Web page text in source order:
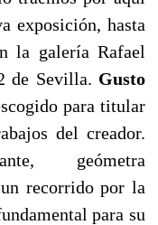
exposición, hasta
la galería Rafael
de Sevilla. Gusto
para titular
del creador.
geómetra
recorrido por la
para su